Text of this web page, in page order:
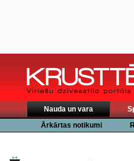
Nauda un vara
Ārkārtas notikumi